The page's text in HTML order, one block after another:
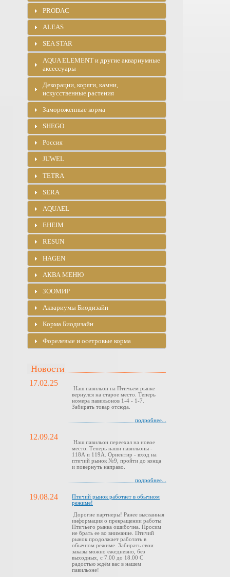
PRODAC
ALEAS
SEA STAR
AQUA ELEMENT и другие аквариумные
аксессуары
Декорации, коряги, камни,
искусственные растения
Замороженные корма
SHEGO
Россия
JUWEL
TETRA
SERA
AQUAEL
EHEIM
RESUN
HAGEN
АКВА МЕНЮ
ЗООМИР
Аквариумы Биодизайн
Корма Биодизайн
Форелевые и осетровые корма
Новости
17.02.25
Наш павильон на Птичьем рынке
вернулся на старое место. Теперь
номера павильонов 1-4 - 1-7.
Забирать товар отсюда.
подробнее...
12.09.24
Наш павильон переехал на новое
место. Теперь наши павильоны -
118А и 119А. Ориентир - вход на
птичий рынок №9, пройти до конца
и повернуть направо.
подробнее...
19.08.24
Птичий рынок работает в обычном
режиме!
Дорогие партнеры! Ранее высланная
информация о прекращении работы
Птичьего рынка ошибочна. Просим
не брать ее во внимание. Птичий
рынок продолжает работать в
обычном режиме. Забирать свои
заказы можно ежедневно, без
выходных, с 7.00 до 18.00 С
радостью ждём вас в нашем
павильоне!